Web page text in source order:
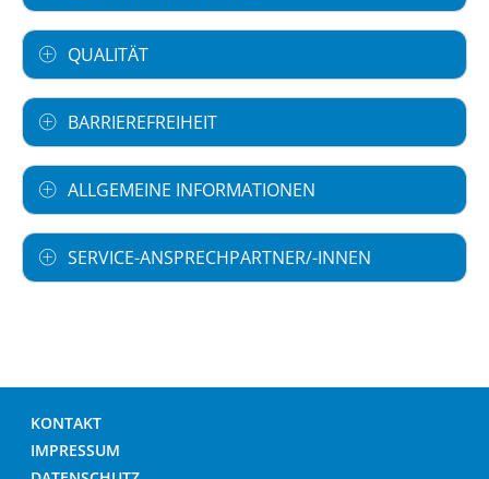
QUALITÄT
BARRIEREFREIHEIT
ALLGEMEINE INFORMATIONEN
SERVICE-ANSPRECHPARTNER/-INNEN
KONTAKT
IMPRESSUM